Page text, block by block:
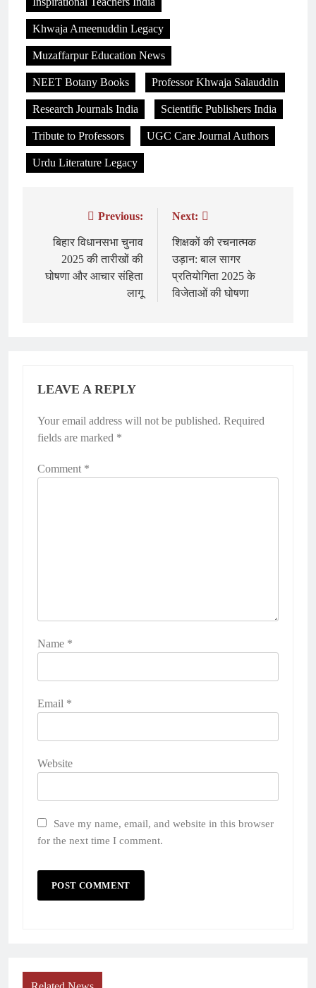
Khwaja Ameenuddin Legacy
Muzaffarpur Education News
NEET Botany Books Professor Khwaja Salauddin
Research Journals India Scientific Publishers India
Tribute to Professors UGC Care Journal Authors
Urdu Literature Legacy
navigation
Previous:
बिहार विधानसभा चुनाव
2025 की तारीखों की
घोषणा और आचार संहिता
लागू
Next:
शिक्षकों की रचनात्मक
उड़ान: बाल सागर
प्रतियोगिता 2025 के
विजेताओं की घोषणा
LEAVE A REPLY
Your email address will not be published. Required
fields are marked *
Comment *
Name *
Email *
Website
Save my name, email, and website in this browser
for the next time I comment.